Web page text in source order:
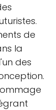
de
la
des